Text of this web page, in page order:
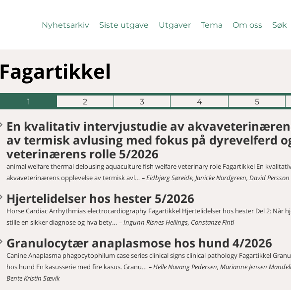
Nyhetsarkiv Siste utgave Utgaver Tema Om oss Søk
Fagartikkel
1 2 3 4 5
En kvalitativ intervjustudie av
av termisk avlusing med fokus på dyrevelferd
veterinærens rolle 5/2026
animal welfare thermal delousing aquaculture fish welfare veterinary role Fagartikkel En
akvaveterinærens opplevelse av termisk avl…
Eidbjørg Søreide, Janicke Nordgreen, David Persson
Hjertelidelser hos hester 5/2026
Horse Cardiac Arrhythmias electrocardiography Fagartikkel Hjertelidelser hos hester Del 2: Når
stille en sikker diagnose og hva bety…
Ingunn Risnes Hellings, Constanze Fintl
Granulocytær anaplasmose hos hund 4/2026
Canine Anaplasma phagocytophilum case series clinical signs clinical pathology Fagartikkel
hos hund En kasusserie med fire kasus. Granu…
Helle Novang Pedersen, Marianne Jensen
Bente Kristin Sævik